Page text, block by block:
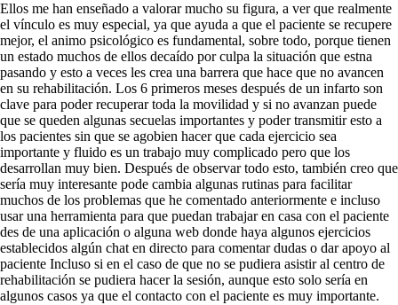
Ellos me han enseñado a valorar mucho su figura, a ver que realmente
el vínculo es muy especial, ya que ayuda a que el paciente se recupere
mejor, el animo psicológico es fundamental, sobre todo, porque tienen
un estado muchos de ellos decaído por culpa la situación que estna
pasando y esto a veces les crea una barrera que hace que no avancen
en su rehabilitación. Los 6 primeros meses después de un infarto son
clave para poder recuperar toda la movilidad y si no avanzan puede
que se queden algunas secuelas importantes y poder transmitir esto a
los pacientes sin que se agobien hacer que cada ejercicio sea
importante y fluido es un trabajo muy complicado pero que los
desarrollan muy bien. Después de observar todo esto, también creo que
sería muy interesante pode cambia algunas rutinas para facilitar
muchos de los problemas que he comentado anteriormente e incluso
usar una herramienta para que puedan trabajar en casa con el paciente
des de una aplicación o alguna web donde haya algunos ejercicios
establecidos algún chat en directo para comentar dudas o dar apoyo al
paciente Incluso si en el caso de que no se pudiera asistir al centro de
rehabilitación se pudiera hacer la sesión, aunque esto solo sería en
algunos casos ya que el contacto con el paciente es muy importante.